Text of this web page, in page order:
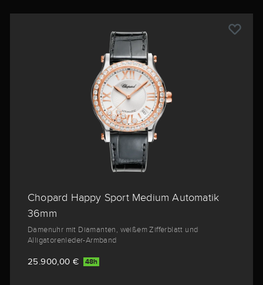
Chopard Happy Sport Medium Automatik
36mm
Damenuhr mit Diamanten, weißem Zifferblatt und
Alligatorenleder-Armband
25.900,00 € 48h